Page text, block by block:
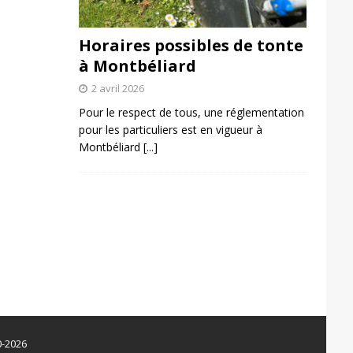
Horaires possibles de tonte
à Montbéliard
2 avril 2026
Pour le respect de tous, une réglementation
pour les particuliers est en vigueur à
Montbéliard [...]
2026